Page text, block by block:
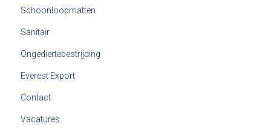
Schoonloopmatten
Sanitair
Ongediertebestrijding
Everest Export
Contact
Vacatures